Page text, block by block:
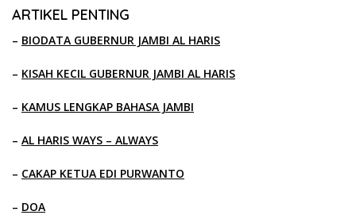
ARTIKEL PENTING
– BIODATA GUBERNUR JAMBI AL HARIS
– KISAH KECIL GUBERNUR JAMBI AL HARIS
– KAMUS LENGKAP BAHASA JAMBI
– AL HARIS WAYS – ALWAYS
– CAKAP KETUA EDI PURWANTO
– DOA